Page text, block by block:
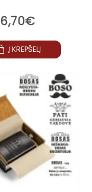
6,70€
Į KREPŠELĮ